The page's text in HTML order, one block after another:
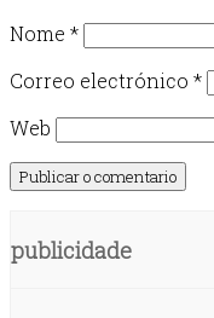
Nome *
Correo electrónico *
Web
publicidade